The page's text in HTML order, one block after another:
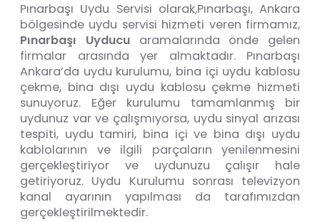
Pınarbaşı Uydu Servisi olarak,Pınarbaşı, Ankara
bölgesinde uydu servisi hizmeti veren firmamız,
Pınarbaşı
Uyducuaramalarında önde gelen
firmalar arasında yer almaktadır. Pınarbaşı
Ankara’da uydu kurulumu, bina içi uydu kablosu
çekme, bina dışı uydu kablosu çekme hizmeti
sunuyoruz. Eğer kurulumu tamamlanmış bir
uydunuz var ve çalışmıyorsa, uydu sinyal arızası
tespiti, uydu tamiri, bina içi ve bina dışı uydu
kablolarının ve ilgili parçaların yenilenmesini
gerçekleştiriyor ve uydunuzu çalışır hale
getiriyoruz. Uydu Kurulumu sonrası televizyon
kanal ayarının yapılması da tarafımızdan
gerçekleştirilmektedir.